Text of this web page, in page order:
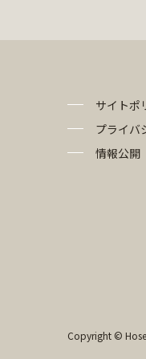
サイトポ
プライバ
情報公開
Copyright ©